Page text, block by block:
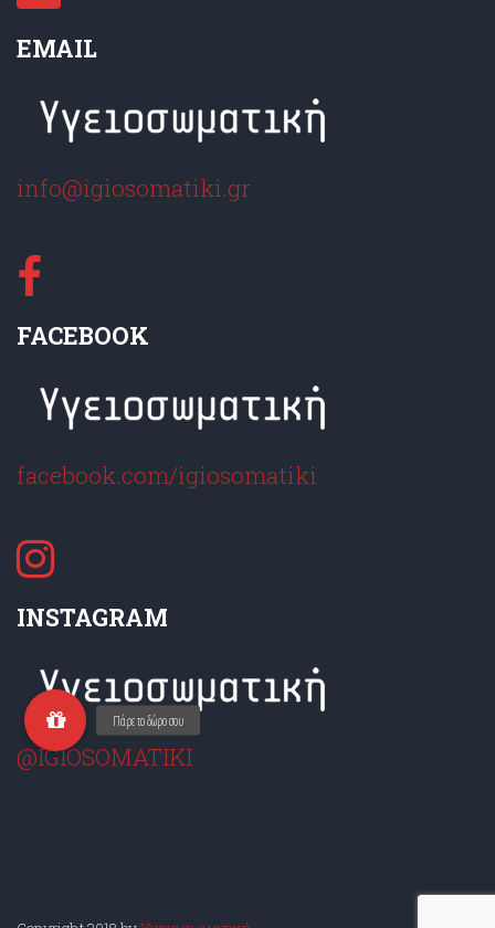
EMAIL
info@igiosomatiki.gr
FACEBOOK
facebook.com/igiosomatiki
INSTAGRAM
@IGIOSOMATIKI